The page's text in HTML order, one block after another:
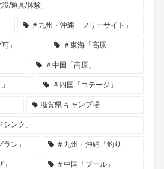
/遊具/体験」
＃九州・沖縄「フリーサイト」
」 ＃東海「高原」
＃中国「高原」
＃四国「コテージ」
滋賀県 キャンプ場
ンク」
ン」 ＃九州・沖縄「釣り」
＃中国「プール」